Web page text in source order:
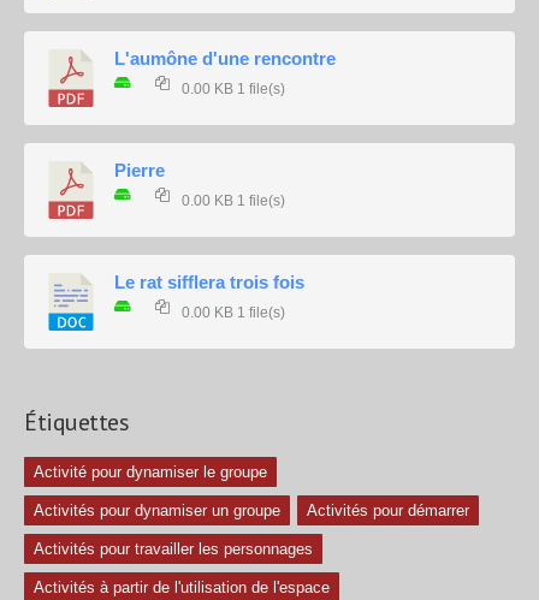
L'aumône d'une rencontre
0.00 KB 1 file(s)
Pierre
0.00 KB 1 file(s)
Le rat sifflera trois fois
0.00 KB 1 file(s)
Étiquettes
Activité pour dynamiser le groupe
Activités pour dynamiser un groupe Activités pour démarrer
Activités pour travailler les personnages
Activités à partir de l'utilisation de l'espace